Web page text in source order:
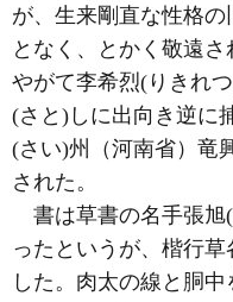
が、生来剛直な性格
となく、とかく敬遠さ
やがて李希烈(りきれ
(さと)しに出向き逆に
(さい)州（河南省）竜
された。
書は草書の名手張旭
ったというが、楷行
した。肉太の線と胴